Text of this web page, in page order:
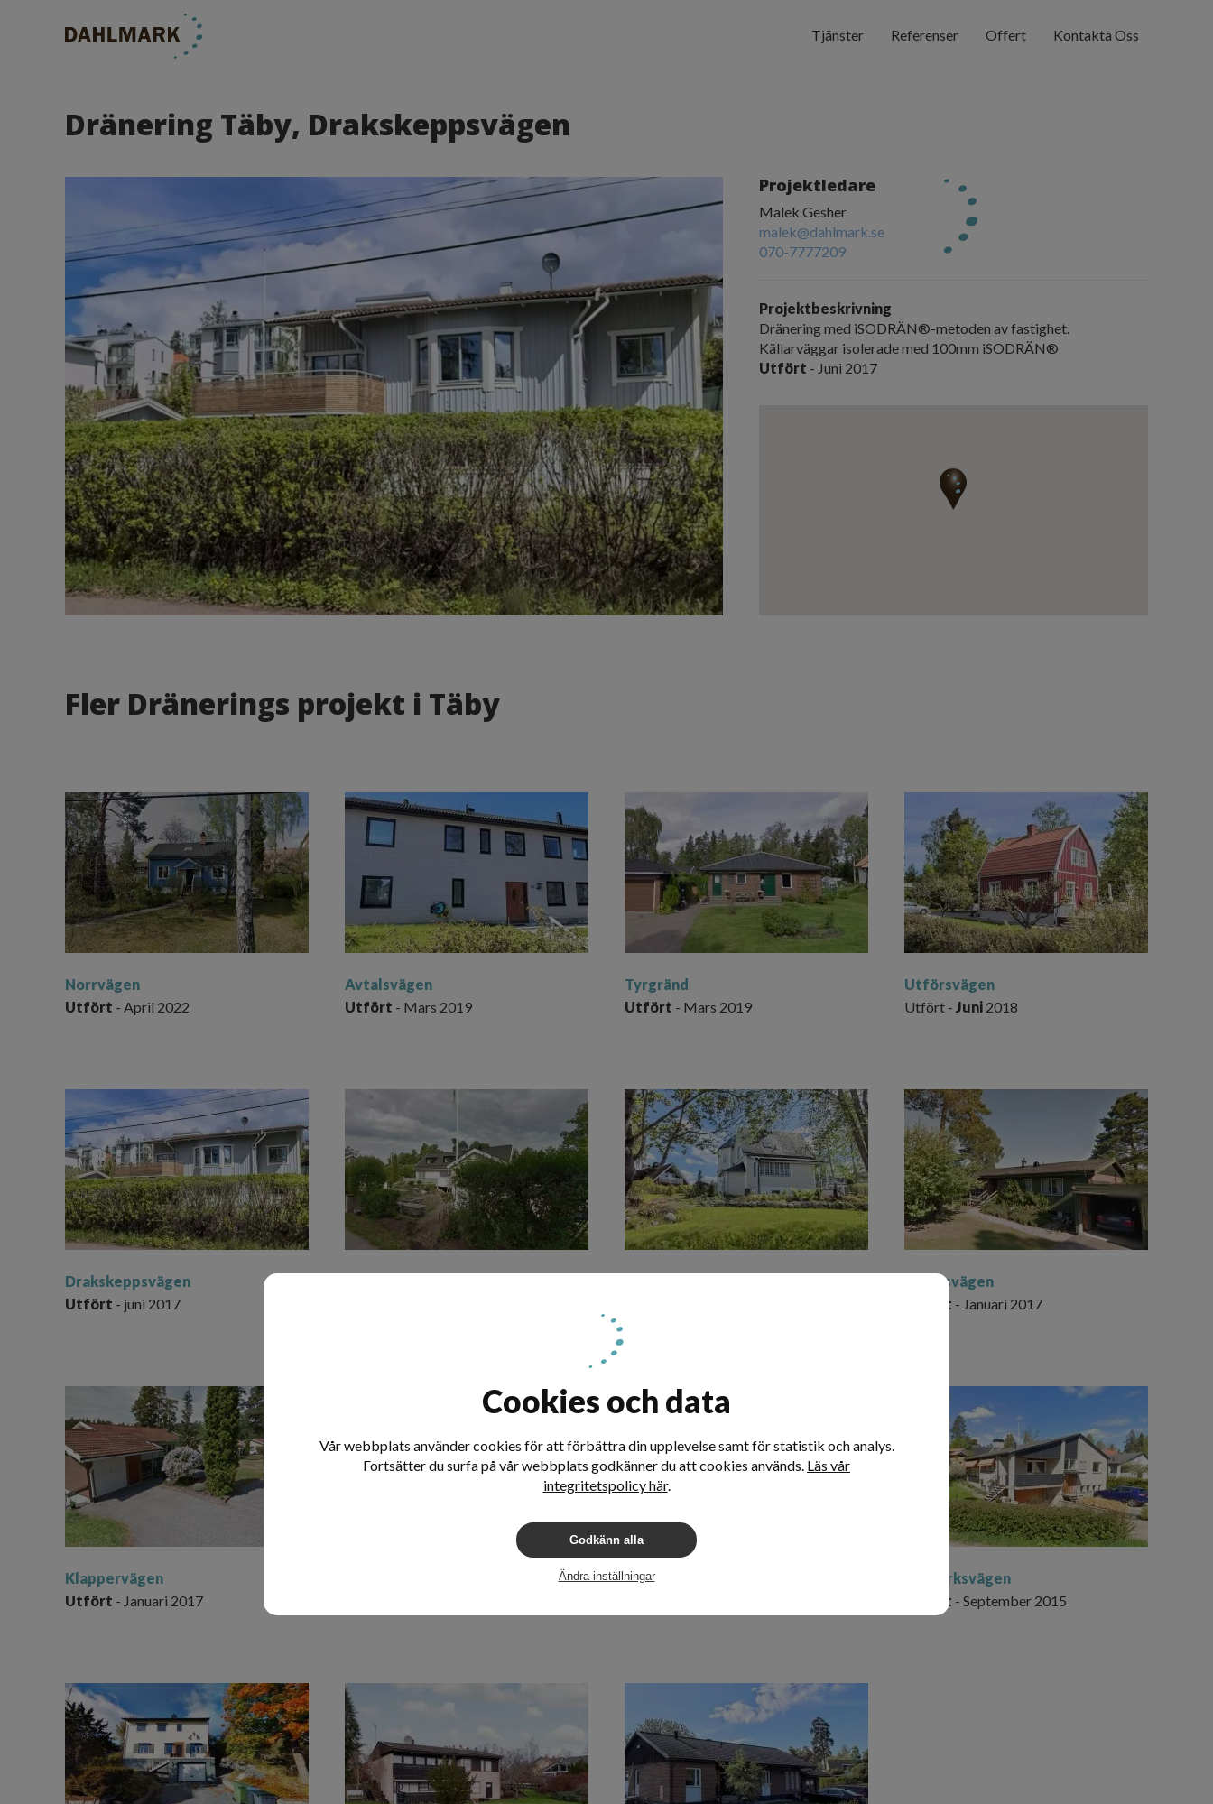
Tjänster Referenser Offert Kontakta Oss
Dränering Täby, Drakskeppsvägen
Projektledare
Malek Gesher
malek@dahlmark.se
070-7777209
Projektbeskrivning
Dränering med iSODRÄN®-metoden av fastighet.
Källarväggar isolerade med 100mm iSODRÄN®
Utfört - Juni 2017
Fler Dränerings projekt i Täby
Norrvägen
Utfört - April 2022
Avtalsvägen
Utfört - Mars 2019
Tyrgränd
Utfört - Mars 2019
Utförsvägen
Utfört - Juni 2018
Drakskeppsvägen
Utfört - juni 2017
Källdisvägen
Utfört - Januari 2017
Klappervägen
Utfört - Januari 2017
Granitvägen
Ellaparksvägen
Utfört - September 2015
Cookies och data
Vår webbplats använder cookies för att förbättra din upplevelse samt för statistik och analys.
Fortsätter du surfa på vår webbplats godkänner du att cookies används. Läs vår
integritetspolicy här.
Godkänn alla
Ändra inställningar